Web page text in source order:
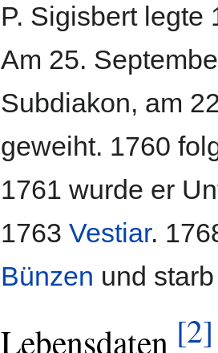
P. Sigisbert legte
Am 25.
Subdiakon, am
geweiht. 1760
1761 wurde er
1763 Vestiar.
Bünzen und
Lebensdaten [2]